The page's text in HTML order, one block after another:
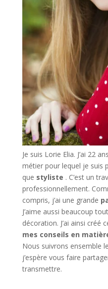
Je suis Lorie Elia. J’ai 22
métier pour lequel je suis
que styliste . C’est un
professionnellement.
compris, j’ai une grande
J’aime aussi beaucoup
décoration. J’ai ainsi créé
mes conseils en
Nous suivrons ensemble
j’espère vous faire
transmettre.